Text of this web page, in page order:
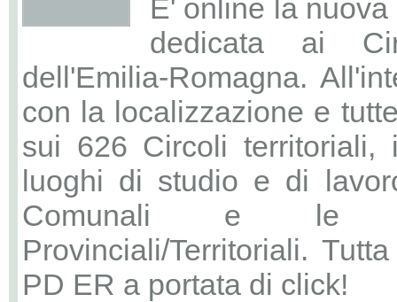
E' online la
dedicata ai
dell'Emilia-Romagna.
con la localizzazione e
sui 626 Circoli
luoghi di studio e di
Comunali e le
Provinciali/Territoriali.
PD ER a portata di click!